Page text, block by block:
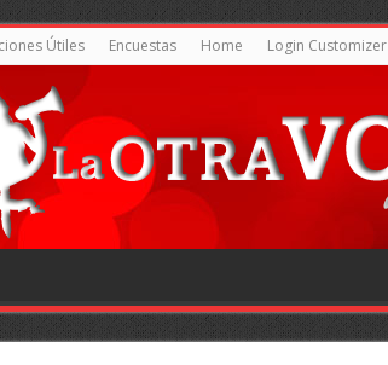
Útiles Encuestas Home Login Customizer